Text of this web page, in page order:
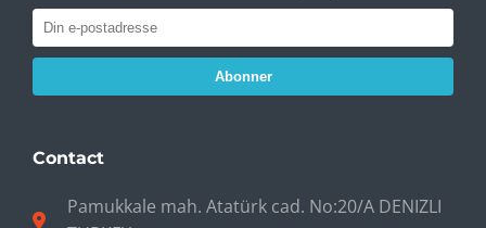
Abonner
Contact
Pamukkale mah. Atatürk cad. No:20/A DENIZLI